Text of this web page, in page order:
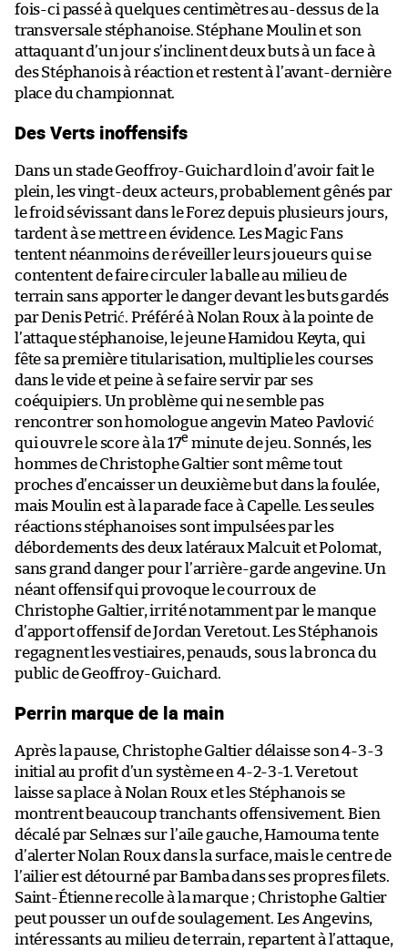
fois-ci passé à quelques centimètres au-dessus de la
transversale stéphanoise. Stéphane Moulin et son
attaquant d’un jour s’inclinent deux buts à un face à
des Stéphanois à réaction et restent à l’avant-dernière
place du championnat.
Des Verts inoffensifs
Dans un stade Geoffroy-Guichard loin d’avoir fait le
plein, les vingt-deux acteurs, probablement gênés par
le froid sévissant dans le Forez depuis plusieurs jours,
tardent à se mettre en évidence. Les Magic Fans
tentent néanmoins de réveiller leurs joueurs qui se
contentent de faire circuler la balle au milieu de
terrain sans apporter le danger devant les buts gardés
par Denis Petrić. Préféré à Nolan Roux à la pointe de
l’attaque stéphanoise, le jeune Hamidou Keyta, qui
fête sa première titularisation, multiplie les courses
dans le vide et peine à se faire servir par ses
coéquipiers. Un problème qui ne semble pas
rencontrer son homologue angevin Mateo Pavlović
qui ouvre le score à la 17e minute de jeu. Sonnés, les
hommes de Christophe Galtier sont même tout
proches d’encaisser un deuxième but dans la foulée,
mais Moulin est à la parade face à Capelle. Les seules
réactions stéphanoises sont impulsées par les
débordements des deux latéraux Malcuit et Polomat,
sans grand danger pour l’arrière-garde angevine. Un
néant offensif qui provoque le courroux de
Christophe Galtier, irrité notamment par le manque
d’apport offensif de Jordan Veretout. Les Stéphanois
regagnent les vestiaires, penauds, sous la bronca du
public de Geoffroy-Guichard.
Perrin marque de la main
Après la pause, Christophe Galtier délaisse son 4-3-3
initial au profit d’un système en 4-2-3-1. Veretout
laisse sa place à Nolan Roux et les Stéphanois se
montrent beaucoup tranchants offensivement. Bien
décalé par Selnæs sur l’aile gauche, Hamouma tente
d’alerter Nolan Roux dans la surface, mais le centre de
l’ailier est détourné par Bamba dans ses propres filets.
Saint-Étienne recolle à la marque ; Christophe Galtier
peut pousser un ouf de soulagement. Les Angevins,
intéressants au milieu de terrain, repartent à l’attaque,